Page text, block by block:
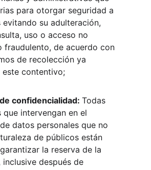
para otorgar seguridad a
su adulteración,
uso o acceso no
fraudulento, de acuerdo con
de recolección ya
contentivo;
confidencialidad: Todas
que intervengan en el
datos personales que no
de públicos están
la reserva de la
después de